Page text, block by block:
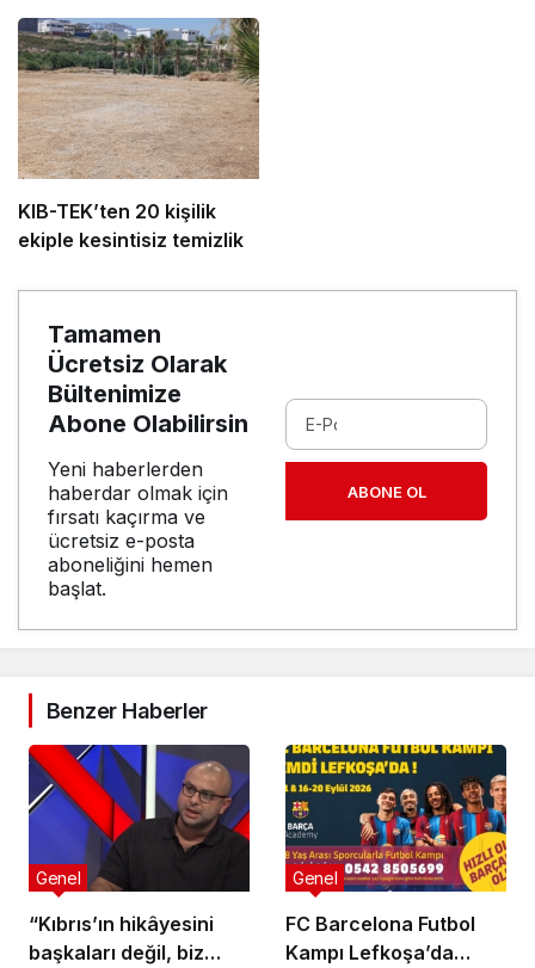
KIB-TEK’ten 20 kişilik
ekiple kesintisiz temizlik
Tamamen
Ücretsiz Olarak
Bültenimize
Abone Olabilirsin
Yeni haberlerden
haberdar olmak için
fırsatı kaçırma ve
ücretsiz e-posta
aboneliğini hemen
başlat.
ABONE OL
Benzer Haberler
“Kıbrıs’ın hikâyesini
başkaları değil, biz
Genel
FC Barcelona Futbol
Kampı Lefkoşa’da
Genel